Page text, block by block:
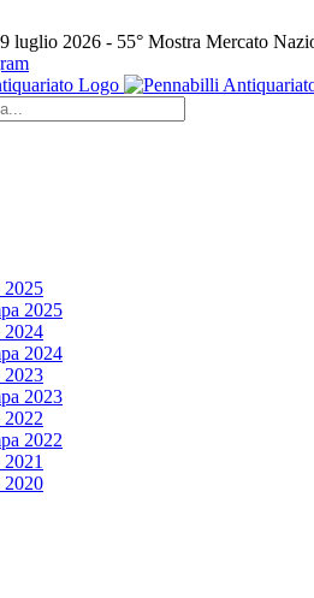
luglio 2026 - 55° Mostra Mercato
2025
2025
2024
2024
2023
2023
2022
2020